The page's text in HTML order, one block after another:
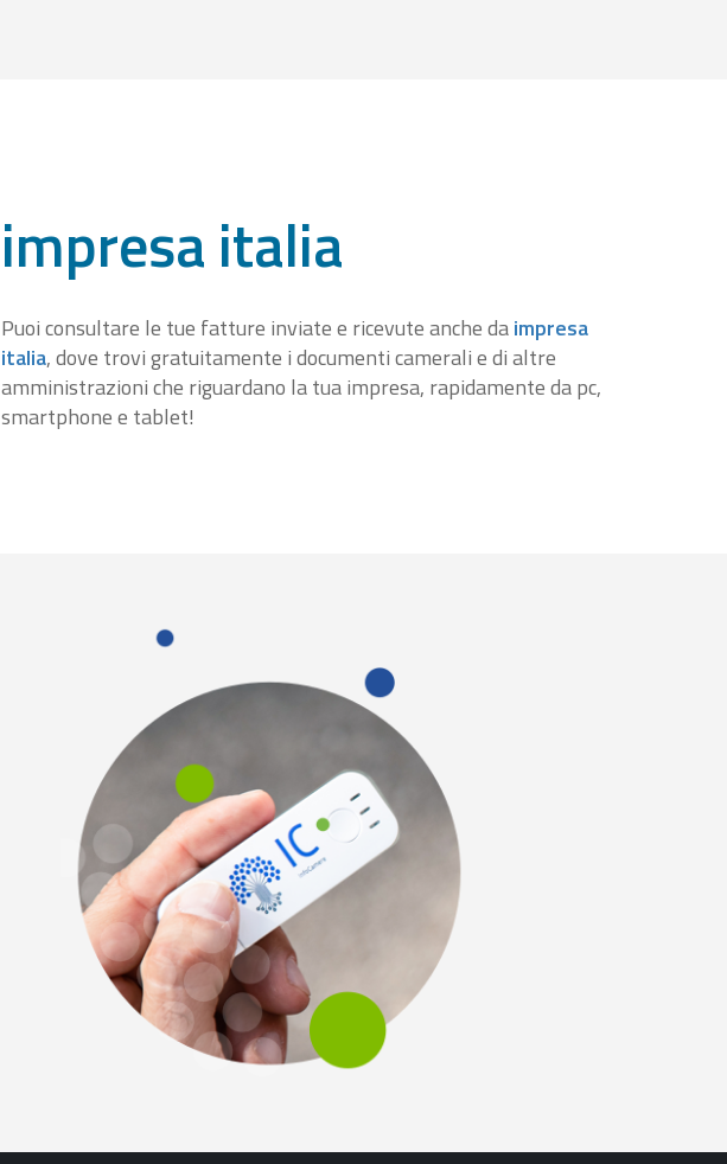
impresa italia
Puoi consultare le tue fatture inviate e ricevute anche daimpresa
italia, dove trovi gratuitamente i documenti camerali e di altre
amministrazioni che riguardano la tua impresa, rapidamente da pc,
smartphone e tablet!